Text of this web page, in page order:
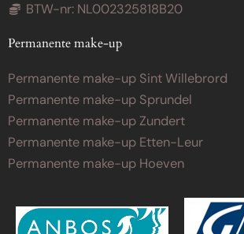
BTW-nr: NL002325818B20
Permanente make-up
Permanente make-up Sint Willebrord
Permanente make-up Sprundel
Permanente make-up Zundert
Permanente make-up Etten-Leur
Permanente make-up Hoeven